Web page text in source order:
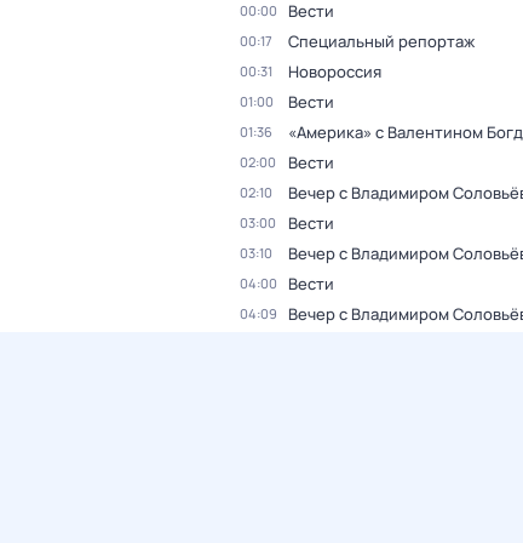
00:00 Вести
00:17 Специальный репортаж
00:31 Новороссия
01:00 Вести
01:36 «Америка» с Валентином
02:00 Вести
02:10 Вечер с Владимиром
03:00 Вести
03:10 Вечер с Владимиром
04:00 Вести
04:09 Вечер с Владимиром